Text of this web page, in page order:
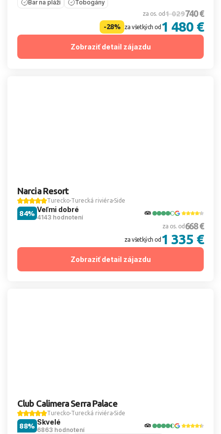
Bar na pláži
Tobogány
za os. od1 029740 €
-28% za všetkých od 1 480 €
Zobraziť detail zájazdu
Narcia Resort
Turecko Turecká riviéra Side
Veľmi dobré
4143 hodnotení
84%
za os. od 668 €
za všetkých od 1 335 €
Zobraziť detail zájazdu
Club Calimera Serra Palace
Turecko Turecká riviéra Side
Skvelé
6863 hodnotení
88%